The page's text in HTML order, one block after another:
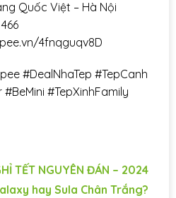
Quốc Việt – Hà Nội
4fnqguqv8D
#DealNhaTep #TepCanh
#BeMini #TepXinhFamily
TẾT NGUYÊN ĐÁN – 2024
hay Sula Chân Trắng?